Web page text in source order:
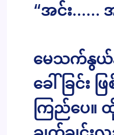
“အင်း……
မေသက်နွယ်
ခေါ်ခြင်း
ကြည်ပေ။